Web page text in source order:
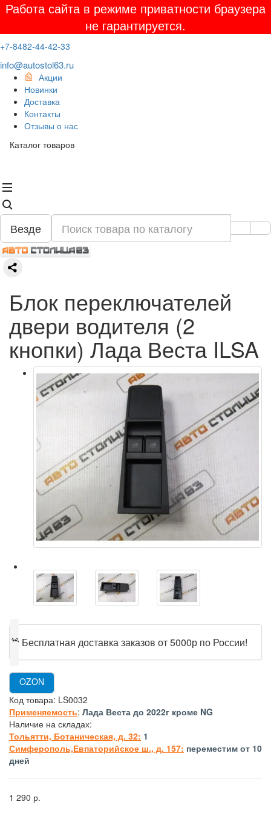
Работа сайта в режиме приватности браузера
не гарантируется.
+7-8482-44-42-33
info@autostol63.ru
Акции
Новинки
Доставка
Контакты
Отзывы о нас
Каталог товаров
Везде
Блок переключателей
двери водителя (2
кнопки) Лада Веста ILSA
🎁 Бесплатная доставка заказов от 5000р по России!
OZON
Код товара: LS0032
Применяемость: Лада Веста до 2022г кроме NG
Наличие на складах:
Тольятти, Ботаническая, д. 32: 1
Симферополь,Евпаторийское ш., д. 157: переместим от 10
дней
1 290 р.